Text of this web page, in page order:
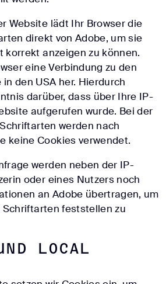
Website lädt Ihr Browser die
direkt von Adobe, um sie
korrekt anzeigen zu können.
eine Verbindung zu den
den USA her. Hierdurch
darüber, dass über Ihre IP-
aufgerufen wurde. Bei der
werden nach
keine Cookies verwendet.
werden neben der IP-
oder eines Nutzers noch
an Adobe übertragen, um
feststellen zu
Local